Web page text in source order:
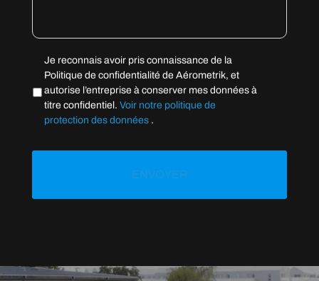
Vie
privée *
Je reconnais avoir pris connaissance de la
Politique de confidentialité de Aérometrik, et
autorise l’entreprise à conserver mes données à
titre confidentiel. Voir notre politique de
protection des données.